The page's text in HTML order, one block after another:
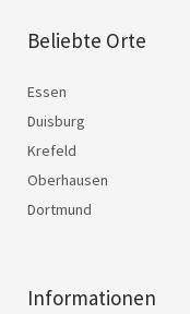
Beliebte Orte
Essen
Duisburg
Krefeld
Oberhausen
Dortmund
Informationen